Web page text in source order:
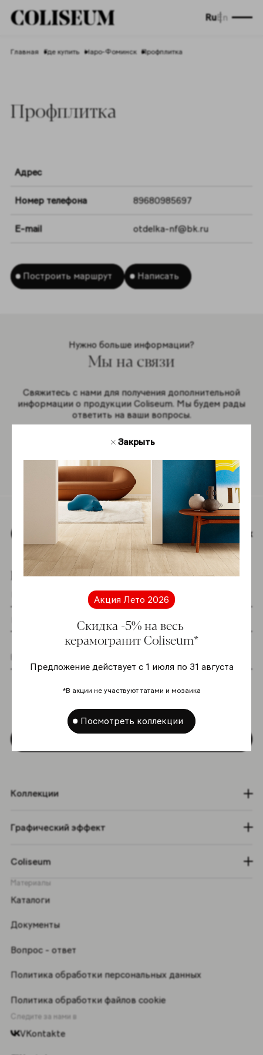
RuEn
Главная Где купить Наро-Фоминск Профплитка
Профплитка
Адрес
Номер телефона 89680985697
E-mail otdelka-nf@bk.ru
Построить маршрут Написать
Нужно больше информации?
Мы на связи
Свяжитесь с нами для получения дополнительной
информации о продукции Coliseum. Мы будем рады
ответить на ваши вопросы.
Обратная связь
Закрыть
Акция Лето 2026
Скидка -5% на весь
керамогранит Coliseum*
Предложение действует с 1 июля по 31 августа
*В акции не участвуют татами и мозаика
Посмотреть коллекции
Наверх
Подпишитесь на новостную рассылку
Я даю согласие на хранение и обработку
моих персональных данных согласно
Политике в отношении обработки
персональных данных*
Коллекции
Графический эффект
Coliseum
Материалы
Каталоги
Документы
Вопрос - ответ
Политика обработки персональных данных
Политика обработки файлов cookie
Следите за нами в
VKontakte